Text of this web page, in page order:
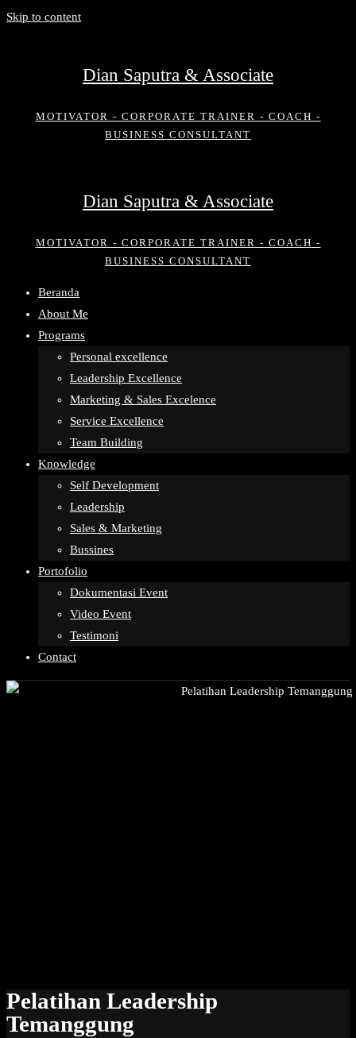
Skip to content
Dian Saputra & Associate
MOTIVATOR - CORPORATE TRAINER - COACH -
BUSINESS CONSULTANT
Dian Saputra & Associate
MOTIVATOR - CORPORATE TRAINER - COACH -
BUSINESS CONSULTANT
Beranda
About Me
Programs
Personal excellence
Leadership Excellence
Marketing & Sales Excelence
Service Excellence
Team Building
Knowledge
Self Development
Leadership
Sales & Marketing
Bussines
Portofolio
Dokumentasi Event
Video Event
Testimoni
Contact
Pelatihan Leadership
Temanggung